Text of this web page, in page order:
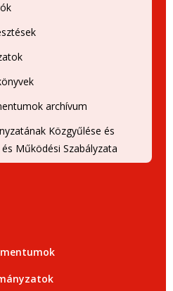
archívum
Közgyűlése és
Működési Szabályzata